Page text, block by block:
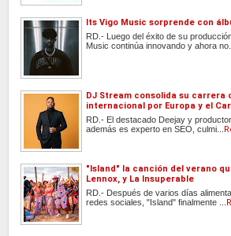
Its Vigo Music sorprende con
RD.- Luego del éxito de su
Music continúa innovando y ahora no...
DJ Stream consolida su carrera
internacional por Europa y el
RD.- El destacado Deejay y
además es experto en SEO, culmi...
"Island" la canción del verano
Lennox, y La Insuperable
RD.- Después de varios días
redes sociales, "Island" finalmente ...